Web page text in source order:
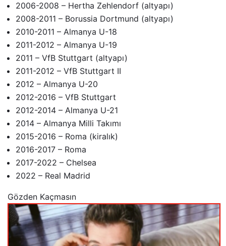
2006-2008 – Hertha Zehlendorf (altyapı)
2008-2011 – Borussia Dortmund (altyapı)
2010-2011 – Almanya U-18
2011-2012 – Almanya U-19
2011 – VfB Stuttgart (altyapı)
2011-2012 – VfB Stuttgart II
2012 – Almanya U-20
2012-2016 – VfB Stuttgart
2012-2014 – Almanya U-21
2014 – Almanya Milli Takımı
2015-2016 – Roma (kiralık)
2016-2017 – Roma
2017-2022 – Chelsea
2022 – Real Madrid
Gözden Kaçmasın